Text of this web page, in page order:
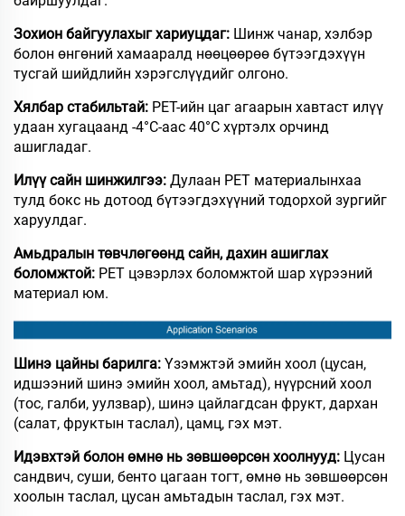
Зохион байгуулахыг хариуцдаг: Шинж чанар, хэлбэр
болон өнгөний хамааралд нөөцөөрөө бүтээгдэхүүн
тусгай шийдлийн хэрэгслүүдийг олгоно.
Хялбар стабильтай: PET-ийн цаг агаарын хавтаст илүү
удаан хугацаанд -4°C-аас 40°C хүртэлх орчинд
ашигладаг.
Илүү сайн шинжилгээ: Дулаан PET материалынхаа
тулд бокс нь дотоод бүтээгдэхүүний тодорхой зургийг
харуулдаг.
Амьдралын төвчлөгөөнд сайн, дахин ашиглах
боломжтой: PET цэвэрлэх боломжтой шар хүрээний
материал юм.
Шинэ цайны барилга: Үзэмжтэй эмийн хоол (цусан,
идшээний шинэ эмийн хоол, амьтад), нүүрсний хоол
(тос, галби, уулзвар), шинэ цайлагдсан фрукт, дархан
(салат, фруктын таслал), цамц, гэх мэт.
Идэвхтэй болон өмнө нь зөвшөөрсөн хоолнууд: Цусан
сандвич, суши, бенто цагаан тогт, өмнө нь зөвшөөрсөн
хоолын таслал, цусан амьтадын таслал, гэх мэт.